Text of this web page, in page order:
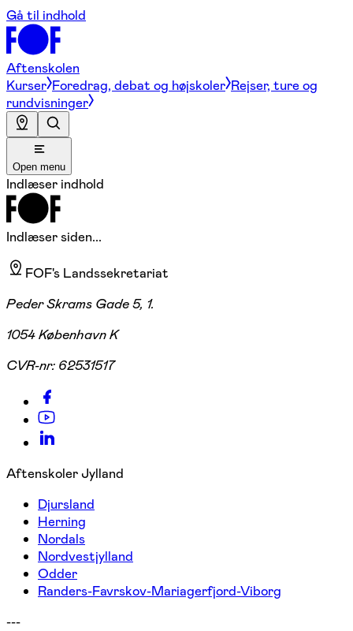
Gå til indhold
Aftenskolen
Kurser Foredrag, debat og højskoler Rejser, ture og
rundvisninger
Open menu
Indlæser indhold
Indlæser siden...
FOF's Landssekretariat
Peder Skrams Gade 5, 1.
1054 København K
CVR-nr: 62531517
Aftenskoler Jylland
Djursland
Herning
Nordals
Nordvestjylland
Odder
Randers-Favrskov-Mariagerfjord-Viborg
---